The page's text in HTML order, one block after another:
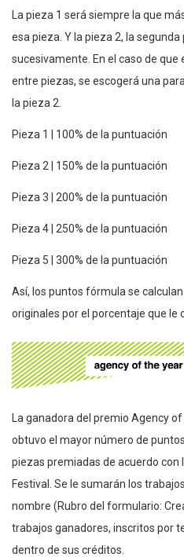
La pieza 1 sera ́ siempre la que
esa pieza. Y la pieza 2, la segunda
sucesivamente. En el caso de
entre piezas, se escogerá una
la pieza 2.
Pieza 1 | 100% de la puntuación
Pieza 2 | 150% de la puntuación
Pieza 3 | 200% de la puntuación
Pieza 4 | 250% de la puntuación
Pieza 5 | 300% de la puntuación
Así, los puntos fórmula se
originales por el porcentaje que le
La ganadora del premio Agency
obtuvo el mayor número de
piezas premiadas de acuerdo con
Festival. Se le sumarán los
nombre (Rubro del formulario:
trabajos ganadores, inscritos por
dentro de sus créditos.